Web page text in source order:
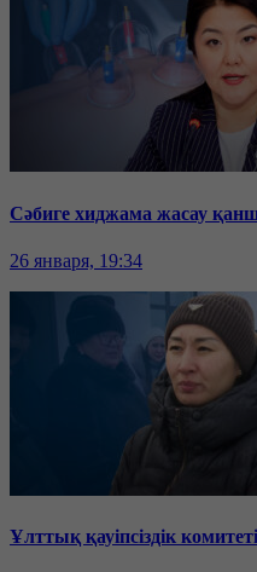
Сәбиге хиджама жасау
26 января, 19:34
Ұлттық қауіпсіздік